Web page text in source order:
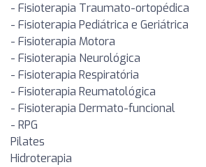
- Fisioterapia Traumato-ortopédica
- Fisioterapia Pediátrica e Geriátrica
- Fisioterapia Motora
- Fisioterapia Neurológica
- Fisioterapia Respiratória
- Fisioterapia Reumatológica
- Fisioterapia Dermato-funcional
- RPG
Pilates
Hidroterapia